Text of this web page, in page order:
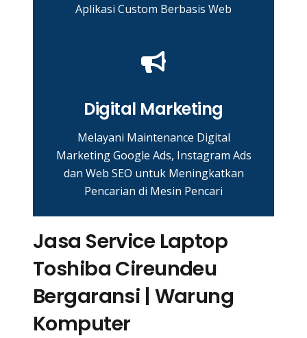
Aplikasi Custom Berbasis Web
Digital Marketing
Melayani Maintenance Digital
Marketing Google Ads, Instagram Ads
dan Web SEO untuk Meningkatkan
Pencarian di Mesin Pencari
Jasa Service Laptop
Toshiba Cireundeu
Bergaransi | Warung
Komputer